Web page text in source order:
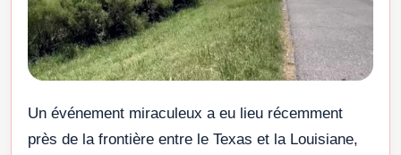
Un événement miraculeux a eu lieu récemment
près de la frontière entre le Texas et la Louisiane,